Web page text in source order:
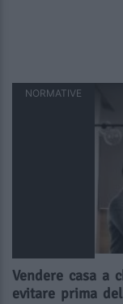
NORMATIVE
Vendere casa
evitare prima